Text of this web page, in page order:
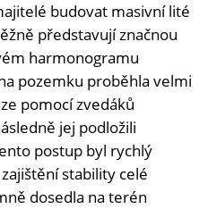
budovat masivní lité
představují značnou
harmonogramu
pozemku proběhla velmi
pomocí zvedáků
jej podložili
postup byl rychlý
stability celé
dosedla na terén